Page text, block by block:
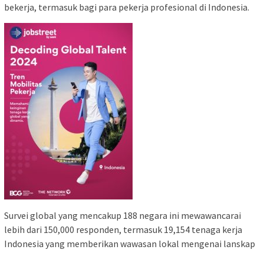
bekerja, termasuk bagi para pekerja profesional di Indonesia.
Survei global yang mencakup 188 negara ini mewawancarai
lebih dari 150,000 responden, termasuk 19,154 tenaga kerja
Indonesia yang memberikan wawasan lokal mengenai lanskap